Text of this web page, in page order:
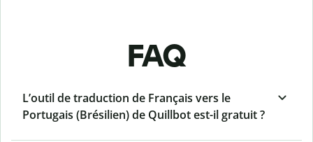
FAQ
L’outil de traduction de Français vers le
Portugais (Brésilien) de Quillbot est-il gratuit ?